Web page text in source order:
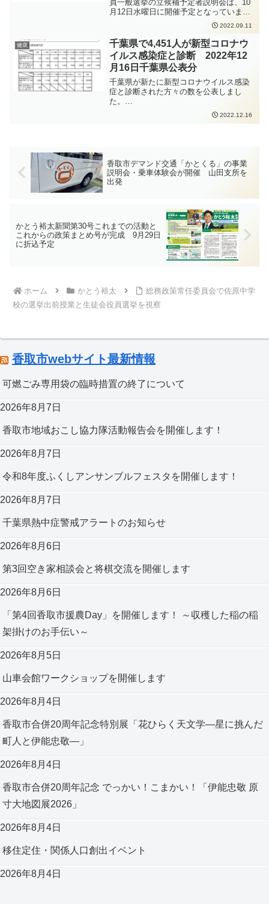
員一般選挙の立候補予定者説明会は、10
月12日水曜日に開催予定となっていま
https://www.city.katori.lg.jp/smph/govern
ment/senkyo/R4sigisensetumeikai.html場
所は、香取市役所5階の大会議室となりま
す。参加できるのは1候補予定者につき3
人以内となっています。
2022.09.11
健康
千葉県で4,451人が新型コロナウ
イルス感染症と診断 2022年12
月16日千葉県公表分
千葉県が新たに新型コロナウイルス感染
症と診断された方々の数を公表しまし
た。
https://www.pref.chiba.lg.jp/shippei/press/
2022/ncov20221216-1.html発生届出の対
コロナ治療薬の投与が必要な方又は重症
化リスクがあり、かつ、新型コロナ罹患
により新たに酸素投与が必要な方妊娠さ
れている方新型コロナウイルス感染症の
感染拡大防止のため、手洗いの徹底、人
1m以上）取ること、会話をするときはマ
スクを着用すること、密集・密接・密閉
を避けることなどの感染症対策をしっか
りと行っていただくよう、お願いいたし
2022.12.16
香取市デマンド交通「かとくる」の事業
説明会・乗車体験会が開催 山田支所を
出発
かとう裕太新聞第30号これまでの活動と
これからの政策まとめ号が完成 9月29日
に折込予定
ホーム かとう裕太
総務政策常任委員会で佐原中学
校の選挙出前授業と生徒会役員選挙を視察
香取市webサイト最新情報
可燃ごみ専用袋の臨時措置の終了について
2026年8月7日
香取市地域おこし協力隊活動報告会を開催します！
2026年8月7日
令和8年度ふくしアンサンブルフェスタを開催します！
2026年8月7日
千葉県熱中症警戒アラートのお知らせ
2026年8月6日
第3回空き家相談会と将棋交流を開催します
2026年8月6日
「第4回香取市援農Day」を開催します！ ～収穫した稲の稲
架掛けのお手伝い～
2026年8月5日
山車会館ワークショップを開催します
2026年8月4日
香取市合併20周年記念特別展「花ひらく天文学―星に挑んだ
町人と伊能忠敬―」
2026年8月4日
香取市合併20周年記念 でっかい！こまかい！「伊能忠敬 原
寸大地図展2026」
2026年8月4日
移住定住・関係人口創出イベント
2026年8月4日